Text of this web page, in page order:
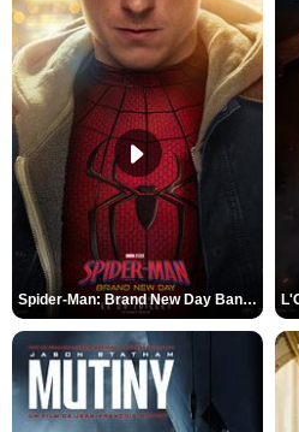
Spider-Man: Brand New Day Bande-annonce VO STFR